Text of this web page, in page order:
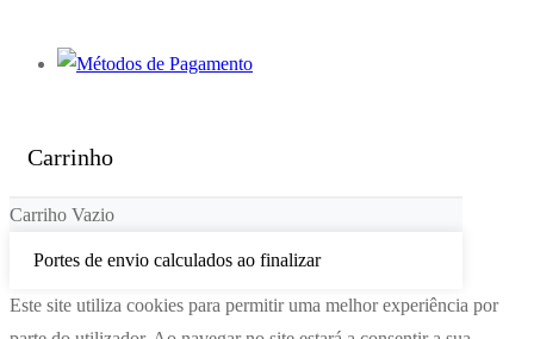
Carrinho
Carriho Vazio
Portes de envio calculados ao finalizar
Este site utiliza cookies para permitir uma melhor experiência por